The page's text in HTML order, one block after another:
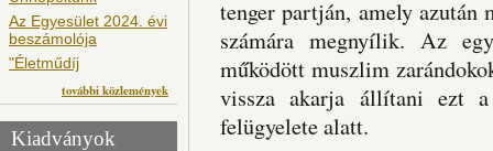
Az Egyesület 2024. évi
beszámolója
"Életműdíj
további közlemények
Kiadványok
tenger partján, amely
számára megnyílik. Az
működött muszlim
vissza akarja állítani ezt
felügyelete alatt.